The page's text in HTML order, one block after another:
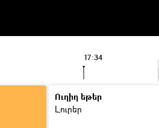
17:34
Ուղիղ եթեր
Լուրեր